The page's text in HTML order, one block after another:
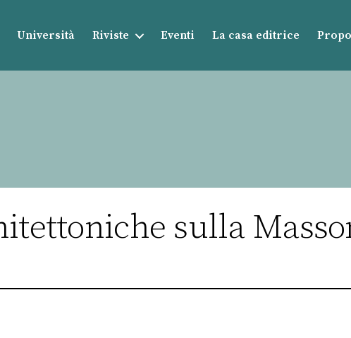
Università Riviste Eventi La casa editrice
sulla